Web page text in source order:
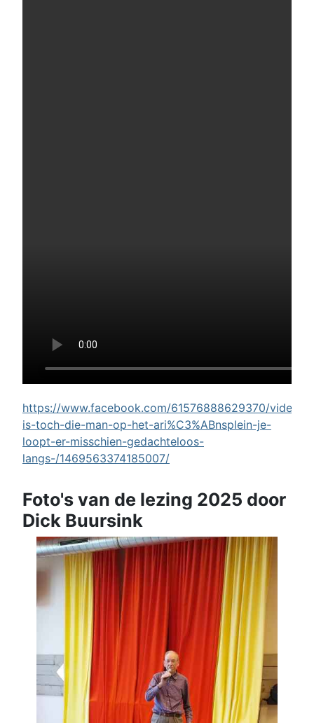
https://www.facebook.com/61576888629370/videos/
is-toch-die-man-op-het-ari%C3%ABnsplein-je-
loopt-er-misschien-gedachteloos-
langs-/1469563374185007/
Foto's van de lezing 2025 door
Dick Buursink